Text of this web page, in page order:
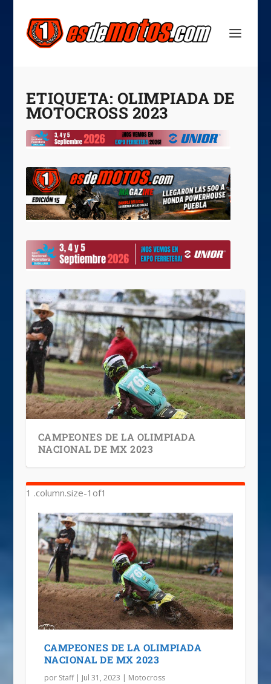
ETIQUETA: OLIMPIADA DE
MOTOCROSS 2023
CAMPEONES DE LA OLIMPIADA
NACIONAL DE MX 2023
CAMPEONES DE LA OLIMPIADA
NACIONAL DE MX 2023
por Staff| Jul 31, 2023 | Motocross